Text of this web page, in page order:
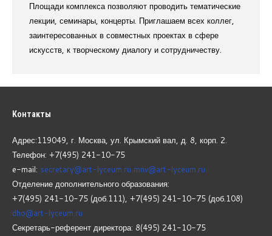
Площади комплекса позволяют проводить тематические
лекции, семинары, концерты. Приглашаем всех коллег,
заинтересованных в совместных проектах в сфере
искусств, к творческому диалогу и сотрудничеству.
Контакты
Адрес:119049, г. Москва, ул. Крымский вал, д. 8, корп. 2.
Телефон: +7(495) 241-10-75
e-mail: secretary@art-lyceum.ru mnv@art-lyceum.ru
Отделение дополнительного образования:
+7(495) 241-10-75 (доб.111), +7(495) 241-10-75 (доб.108)
dho@art-lyceum.ru
Секретарь-референт директора: 8(495) 241-10-75